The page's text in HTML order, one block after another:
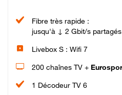
Fibre très rapide :
jusqu'à ↓ 2 Gbit/s
Livebox S : Wifi 7
200 chaînes TV +
1 Décodeur TV 6